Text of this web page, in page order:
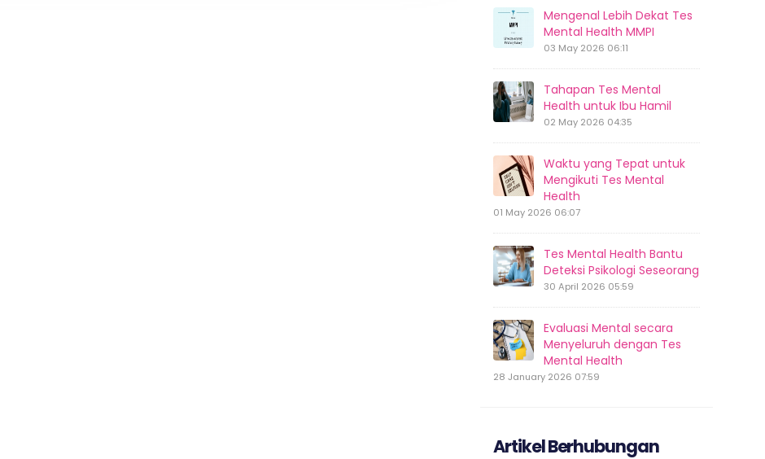
Mengenal Lebih Dekat Tes
Mental Health MMPI
03 May 2026 06:11
Tahapan Tes Mental
Health untuk Ibu Hamil
02 May 2026 04:35
Waktu yang Tepat untuk
Mengikuti Tes Mental
Health
01 May 2026 06:07
Tes Mental Health Bantu
Deteksi Psikologi Seseorang
30 April 2026 05:59
Evaluasi Mental secara
Menyeluruh dengan Tes
Mental Health
28 January 2026 07:59
Artikel Berhubungan